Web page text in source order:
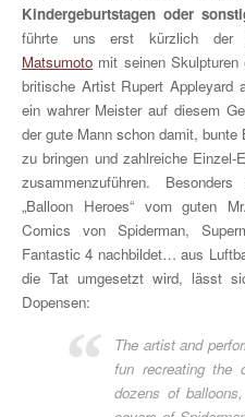
Kindergeburtstagen oder
führte uns erst kürzlich der
Matsumoto mit seinen
britische Artist Rupert Appleyard
ein wahrer Meister auf diesem
der gute Mann schon damit,
zu bringen und zahlreiche Einzel-
zusammenzuführen.
„Balloon Heroes“ vom guten
Comics von Spiderman,
Fantastic 4 nachbildet… aus
die Tat umgesetzt wird, lässt
Dopensen:
The artist and
fun recreating the
dozens of